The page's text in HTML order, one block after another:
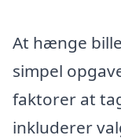
At hænge
simpel
faktorer at
inkluderer